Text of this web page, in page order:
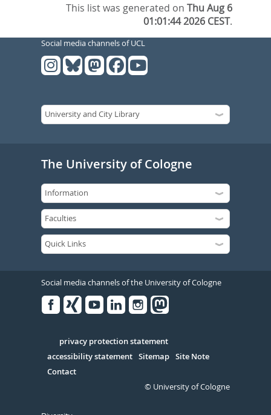
This list was generated onThu Aug 6
01:01:44 2026 CEST.
Social media channels of UCL
The University of Cologne
Social media channels of the University of Cologne
Serivce
privacy protection statement
accessibility statement Sitemap Site Note
Contact
© University of Cologne